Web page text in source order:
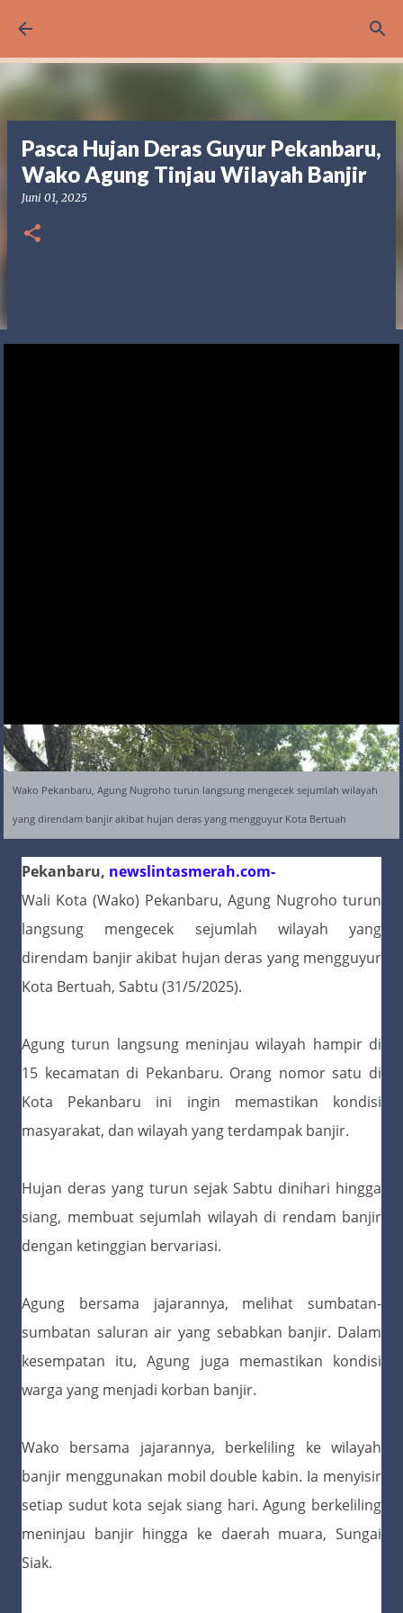
Pasca Hujan Deras Guyur Pekanbaru,
Wako Agung Tinjau Wilayah Banjir
Juni 01, 2025
Wako Pekanbaru, Agung Nugroho turun langsung mengecek sejumlah wilayah
yang direndam banjir akibat hujan deras yang mengguyur Kota Bertuah
Pekanbaru, newslintasmerah.com-
Wali Kota (Wako) Pekanbaru, Agung Nugroho turun
langsung mengecek sejumlah wilayah yang
direndam banjir akibat hujan deras yang mengguyur
Kota Bertuah, Sabtu (31/5/2025).
Agung turun langsung meninjau wilayah hampir di
15 kecamatan di Pekanbaru. Orang nomor satu di
Kota Pekanbaru ini ingin memastikan kondisi
masyarakat, dan wilayah yang terdampak banjir.
Hujan deras yang turun sejak Sabtu dinihari hingga
siang, membuat sejumlah wilayah di rendam banjir
dengan ketinggian bervariasi.
Agung bersama jajarannya, melihat sumbatan-
sumbatan saluran air yang sebabkan banjir. Dalam
kesempatan itu, Agung juga memastikan kondisi
warga yang menjadi korban banjir.
Wako bersama jajarannya, berkeliling ke wilayah
banjir menggunakan mobil double kabin. Ia menyisir
setiap sudut kota sejak siang hari. Agung berkeliling
meninjau banjir hingga ke daerah muara, Sungai
Siak.